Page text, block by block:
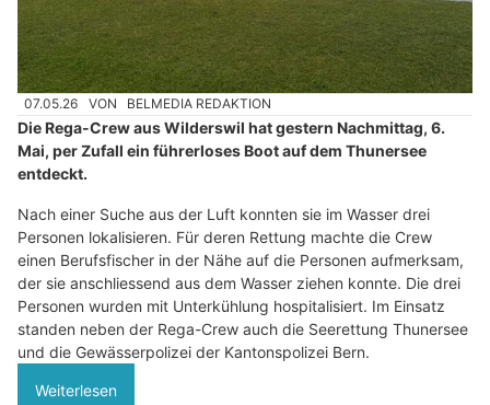
07.05.26 VON BELMEDIA REDAKTION
Die Rega-Crew aus Wilderswil hat gestern Nachmittag, 6.
Mai, per Zufall ein führerloses Boot auf dem Thunersee
entdeckt.
Nach einer Suche aus der Luft konnten sie im Wasser drei
Personen lokalisieren. Für deren Rettung machte die Crew
einen Berufsfischer in der Nähe auf die Personen aufmerksam,
der sie anschliessend aus dem Wasser ziehen konnte. Die drei
Personen wurden mit Unterkühlung hospitalisiert. Im Einsatz
standen neben der Rega-Crew auch die Seerettung Thunersee
und die Gewässerpolizei der Kantonspolizei Bern.
Weiterlesen